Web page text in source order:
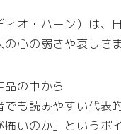
オ・ハーン）は、
心の弱さや哀しさ
品の中から
も読みやすい代表
いのか」というポ